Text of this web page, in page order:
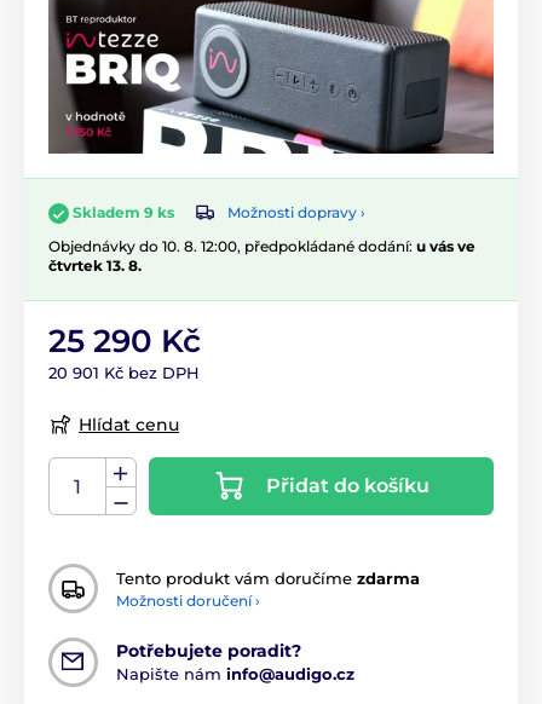
Skladem 9 ks
Možnosti dopravy ›
Objednávky do 10. 8. 12:00, předpokládané dodání: u vás ve
čtvrtek 13. 8.
25 290 Kč
20 901 Kč bez DPH
Hlídat cenu
Přidat do košíku
Tento produkt vám doručíme zdarma
Možnosti doručení ›
Potřebujete poradit?
Napište nám info@audigo.cz